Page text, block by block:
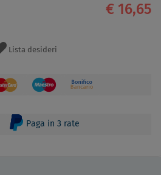
€ 16,65
Lista desideri
Paga in 3 rate